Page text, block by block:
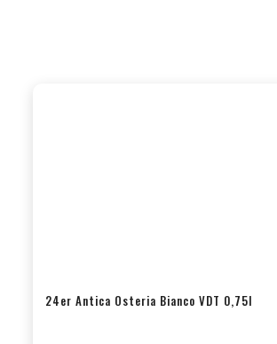
24er Antica Osteria Bianco VDT 0,75l